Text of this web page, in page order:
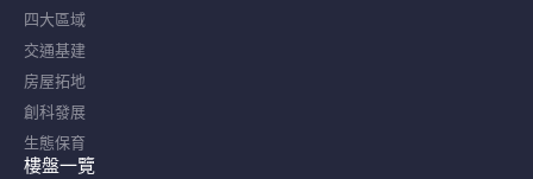
四大區域
交通基建
房屋拓地
創科發展
生態保育
樓盤一覽